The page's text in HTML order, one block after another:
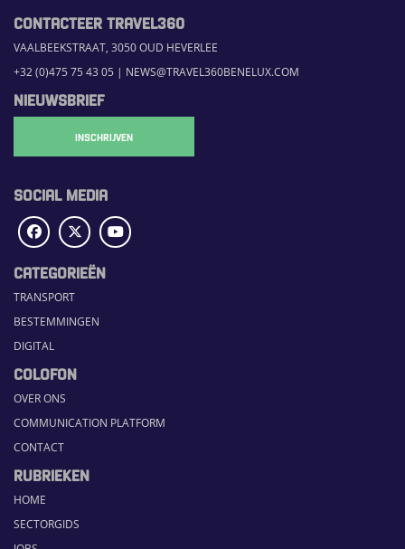
CONTACTEER TRAVEL360
VAALBEEKSTRAAT, 3050 OUD HEVERLEE
+32 (0)475 75 43 05 | NEWS@TRAVEL360BENELUX.COM
NIEUWSBRIEF
INSCHRIJVEN
SOCIAL MEDIA
CATEGORIEËN
TRANSPORT
BESTEMMINGEN
DIGITAL
COLOFON
OVER ONS
COMMUNICATION PLATFORM
CONTACT
RUBRIEKEN
HOME
SECTORGIDS